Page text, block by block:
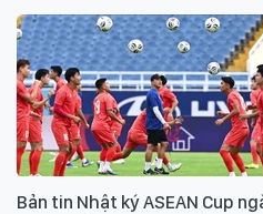
Bản tin Nhật ký ASEAN Cup